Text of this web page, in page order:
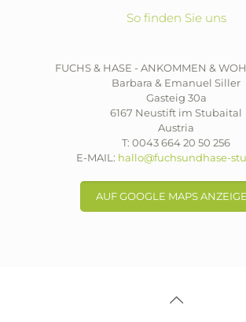
So finden Sie uns
FUCHS & HASE - ANKOMMEN &
Barbara & Emanuel Siller
Gasteig 30a
6167 Neustift im Stubaital
Austria
T: 0043 664 20 50 256
E-MAIL: hallo@fuchsundhase-
AUF GOOGLE MAPS